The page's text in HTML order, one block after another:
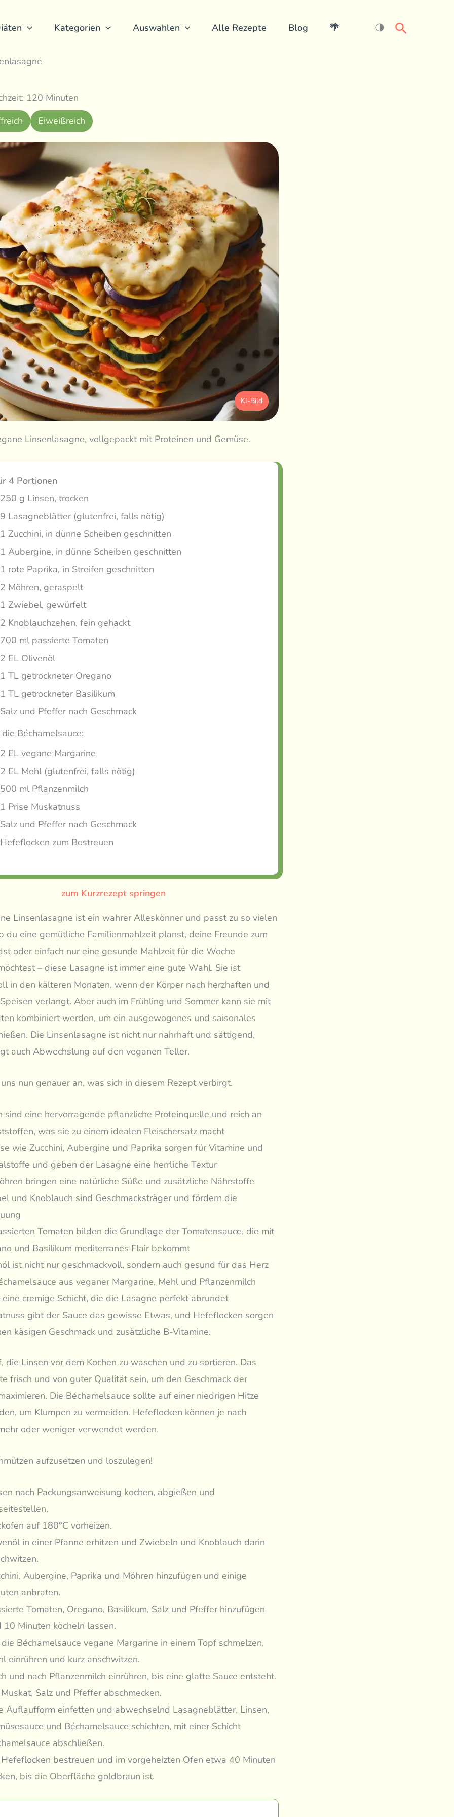
Kategorien Auswahlen Alle Rezepte Blog 🌴 🌗 Search
120 Minuten
Eiweißreich
KI-Bild
Linsenlasagne, vollgepackt mit Proteinen und Gemüse.
4 Portionen
250 g Linsen, trocken
9 Lasagneblätter (glutenfrei, falls nötig)
1 Zucchini, in dünne Scheiben geschnitten
1 Aubergine, in dünne Scheiben geschnitten
1 rote Paprika, in Streifen geschnitten
2 Möhren, geraspelt
1 Zwiebel, gewürfelt
2 Knoblauchzehen, fein gehackt
700 ml passierte Tomaten
2 EL Olivenöl
1 TL getrockneter Oregano
1 TL getrockneter Basilikum
Salz und Pfeffer nach Geschmack
Béchamelsauce:
2 EL vegane Margarine
2 EL Mehl (glutenfrei, falls nötig)
500 ml Pflanzenmilch
1 Prise Muskatnuss
Salz und Pfeffer nach Geschmack
Hefeflocken zum Bestreuen
zum Kurzrezept springen
Linsenlasagne ist ein wahrer Alleskönner und passt zu so vielen
du eine gemütliche Familienmahlzeit planst, deine Freunde zum
oder einfach nur eine gesunde Mahlzeit für die Woche
– diese Lasagne ist immer eine gute Wahl. Sie ist
in den kälteren Monaten, wenn der Körper nach herzhaften und
verlangt. Aber auch im Frühling und Sommer kann sie mit
kombiniert werden, um ein ausgewogenes und saisonales
Die Linsenlasagne ist nicht nur nahrhaft und sättigend,
auch Abwechslung auf den veganen Teller.
nun genauer an, was sich in diesem Rezept verbirgt.
sind eine hervorragende pflanzliche Proteinquelle und reich an
was sie zu einem idealen Fleischersatz macht
wie Zucchini, Aubergine und Paprika sorgen für Vitamine und
und geben der Lasagne eine herrliche Textur
bringen eine natürliche Süße und zusätzliche Nährstoffe
und Knoblauch sind Geschmacksträger und fördern die
Tomaten bilden die Grundlage der Tomatensauce, die mit
und Basilikum mediterranes Flair bekommt
ist nicht nur geschmackvoll, sondern auch gesund für das Herz
aus veganer Margarine, Mehl und Pflanzenmilch
cremige Schicht, die die Lasagne perfekt abrundet
gibt der Sauce das gewisse Etwas, und Hefeflocken sorgen
käsigen Geschmack und zusätzliche B-Vitamine.
die Linsen vor dem Kochen zu waschen und zu sortieren. Das
frisch und von guter Qualität sein, um den Geschmack der
Die Béchamelsauce sollte auf einer niedrigen Hitze
um Klumpen zu vermeiden. Hefeflocken können je nach
oder weniger verwendet werden.
aufzusetzen und loszulegen!
nach Packungsanweisung kochen, abgießen und
auf 180°C vorheizen.
in einer Pfanne erhitzen und Zwiebeln und Knoblauch darin
Aubergine, Paprika und Möhren hinzufügen und einige
anbraten.
Tomaten, Oregano, Basilikum, Salz und Pfeffer hinzufügen
10 Minuten köcheln lassen.
Béchamelsauce vegane Margarine in einem Topf schmelzen,
einrühren und kurz anschwitzen.
und nach Pflanzenmilch einrühren, bis eine glatte Sauce entsteht.
Salz und Pfeffer abschmecken.
Auflaufform einfetten und abwechselnd Lasagneblätter, Linsen,
und Béchamelsauce schichten, mit einer Schicht
abschließen.
bestreuen und im vorgeheizten Ofen etwa 40 Minuten
bis die Oberfläche goldbraun ist.